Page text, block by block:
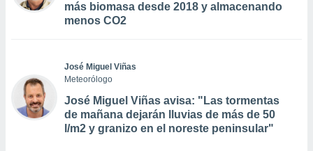
más biomasa desde 2018 y almacenando
menos CO2
José Miguel Viñas
Meteorólogo
José Miguel Viñas avisa: "Las tormentas
de mañana dejarán lluvias de más de 50
l/m2 y granizo en el noreste peninsular"